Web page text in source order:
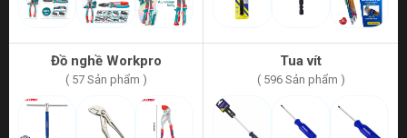
Đồ nghề Workpro
( 57 Sản phẩm )
Tua vít
( 596 Sản phẩm )